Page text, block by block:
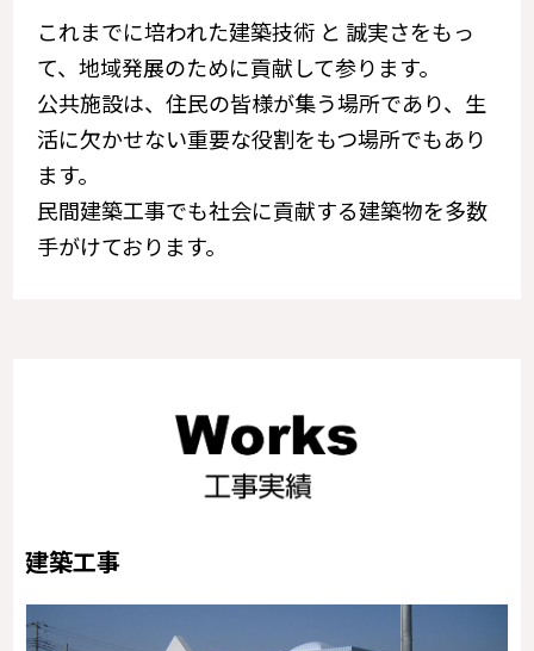
これまでに培われた建築技術 と 誠実さをもっ
て、地域発展のために貢献して参ります。
公共施設は、住民の皆様が集う場所であり、生
活に欠かせない重要な役割をもつ場所でもあり
ます。
民間建築工事でも社会に貢献する建築物を多数
手がけております。
建築工事